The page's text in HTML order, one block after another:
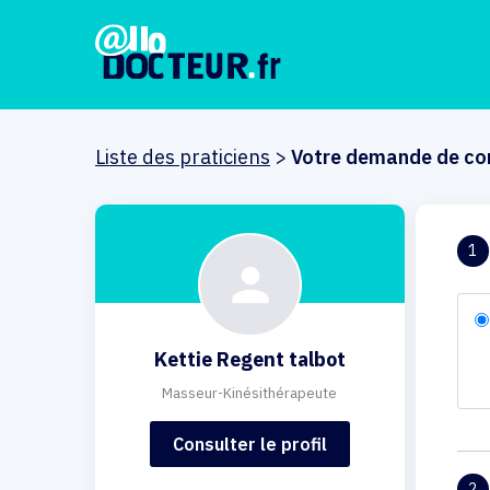
Liste des praticiens > Votre demande de
Kettie Regent talbot
Masseur-Kinésithérapeute
Consulter le profil
1